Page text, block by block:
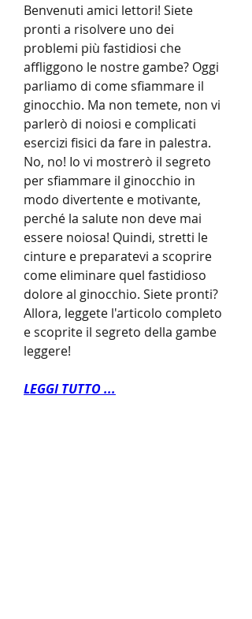
Benvenuti amici lettori! Siete
pronti a risolvere uno dei
problemi più fastidiosi che
affliggono le nostre gambe? Oggi
parliamo di come sfiammare il
ginocchio. Ma non temete, non vi
parlerò di noiosi e complicati
esercizi fisici da fare in palestra.
No, no! Io vi mostrerò il segreto
per sfiammare il ginocchio in
modo divertente e motivante,
perché la salute non deve mai
essere noiosa! Quindi, stretti le
cinture e preparatevi a scoprire
come eliminare quel fastidioso
dolore al ginocchio. Siete pronti?
Allora, leggete l'articolo completo
e scoprite il segreto della gambe
leggere!
LEGGI TUTTO ...